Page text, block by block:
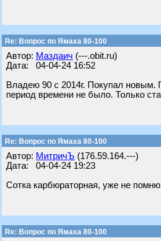
Re: Вопрос по Ямаха 80-100
Автор: Маздаич (---.obit.ru)
Дата: 04-04-24 16:52
Владею 90 с 2014г. Покупал новым.
период времени не было. Только
Re: Вопрос по Ямаха 80-100
Автор: МитричЪ (176.59.164.---)
Дата: 04-04-24 19:23
Сотка карбюраторная, уже не помню
Re: Вопрос по Ямаха 80-100